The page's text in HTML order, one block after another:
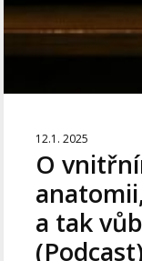
12.1. 2025
O
a tak